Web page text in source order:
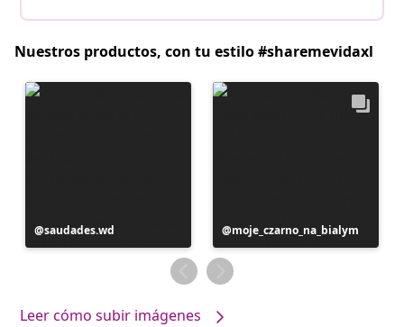
Nuestros productos, con tu estilo #sharemevidaxl
Publicación
realizada
saudades.wd
Publicación
realizada
por
moje_czarno_na_bialym
Leer cómo subir imágenes